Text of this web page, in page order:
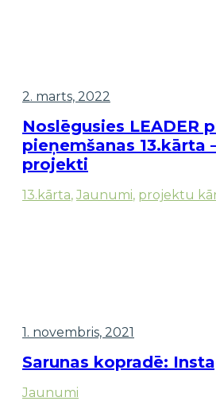
2. marts, 2022
Noslēgusies LEADER
pieņemšanas 13.kārta
projekti
13.kārta, Jaunumi, projektu
1. novembris, 2021
Sarunas kopradē:
Jaunumi